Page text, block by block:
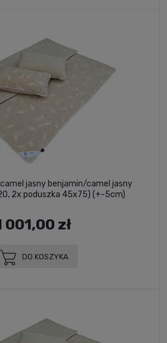
camel jasny benjamin/camel jasny
2x poduszka 45x75) (+-5cm)
001,00 zł
DO KOSZYKA